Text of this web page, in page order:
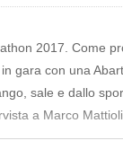
2017. Come
gara con una
sale e dallo
a Marco